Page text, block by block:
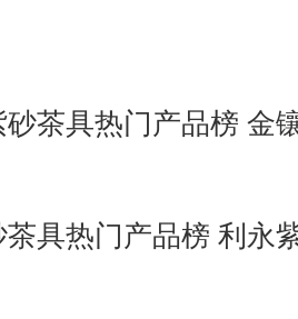
茶具热门产品榜 金
具热门产品榜 利永